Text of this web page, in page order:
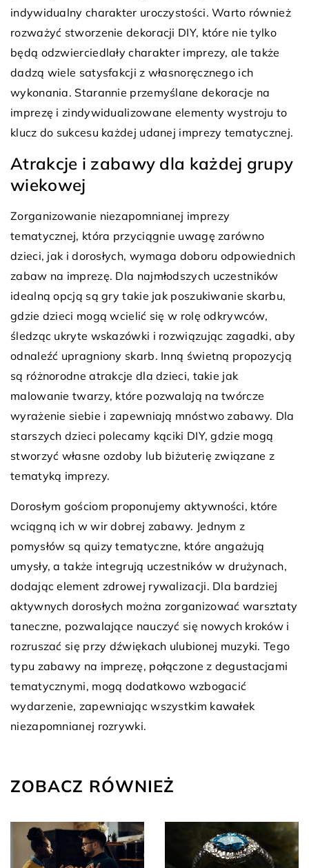
indywidualny charakter uroczystości. Warto również
rozważyć stworzenie dekoracji DIY, które nie tylko
będą odzwierciedlały charakter imprezy, ale także
dadzą wiele satysfakcji z własnoręcznego ich
wykonania. Starannie przemyślane dekoracje na
imprezę i zindywidualizowane elementy wystroju to
klucz do sukcesu każdej udanej imprezy tematycznej.
Atrakcje i zabawy dla każdej grupy
wiekowej
Zorganizowanie niezapomnianej imprezy
tematycznej, która przyciągnie uwagę zarówno
dzieci, jak i dorosłych, wymaga doboru odpowiednich
zabaw na imprezę. Dla najmłodszych uczestników
idealną opcją są gry takie jak poszukiwanie skarbu,
gdzie dzieci mogą wcielić się w rolę odkrywców,
śledząc ukryte wskazówki i rozwiązując zagadki, aby
odnaleźć upragniony skarb. Inną świetną propozycją
są różnorodne atrakcje dla dzieci, takie jak
malowanie twarzy, które pozwalają na twórcze
wyrażenie siebie i zapewniają mnóstwo zabawy. Dla
starszych dzieci polecamy kąciki DIY, gdzie mogą
stworzyć własne ozdoby lub biżuterię związane z
tematyką imprezy.
Dorosłym gościom proponujemy aktywności, które
wciągną ich w wir dobrej zabawy. Jednym z
pomysłów są quizy tematyczne, które angażują
umysły, a także integrują uczestników w drużynach,
dodając element zdrowej rywalizacji. Dla bardziej
aktywnych dorosłych można zorganizować warsztaty
taneczne, pozwalające nauczyć się nowych kroków i
rozruszać się przy dźwiękach ulubionej muzyki. Tego
typu zabawy na imprezę, połączone z degustacjami
tematycznymi, mogą dodatkowo wzbogacić
wydarzenie, zapewniając wszystkim kawałek
niezapomnianej rozrywki.
ZOBACZ RÓWNIEŻ